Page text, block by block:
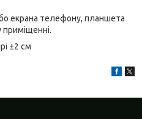
екрана телефону, планшета
приміщенні.
±2 см